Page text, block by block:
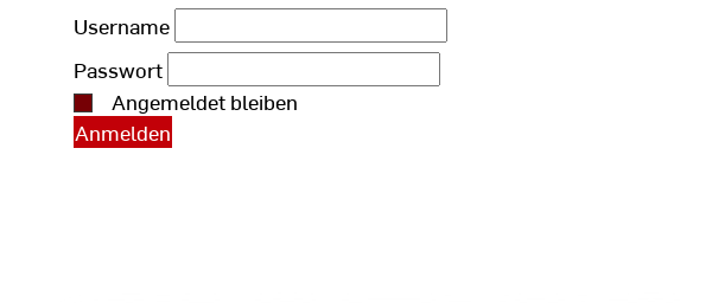
Username
Passwort
Angemeldet bleiben